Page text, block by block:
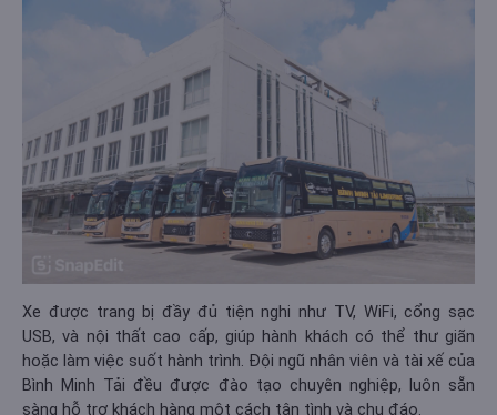
Xe được trang bị đầy đủ tiện nghi như TV, WiFi, cổng sạc
USB, và nội thất cao cấp, giúp hành khách có thể thư giãn
hoặc làm việc suốt hành trình. Đội ngũ nhân viên và tài xế của
Bình Minh Tải đều được đào tạo chuyên nghiệp, luôn sẵn
sàng hỗ trợ khách hàng một cách tận tình và chu đáo.